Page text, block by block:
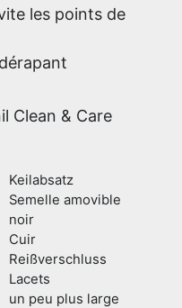
les points de
Clean & Care
Keilabsatz
Semelle amovible
noir
Cuir
Reißverschluss
Lacets
un peu plus large